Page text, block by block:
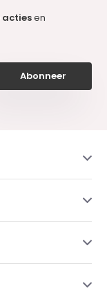
actiesen
Abonneer